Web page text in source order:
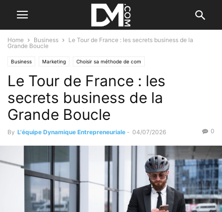
Home Business
Le Tour de France : les secrets business de la
Grande Boucle
Business Marketing Choisir sa méthode de com
Le B.A. BA de la communication Valorisation d'entreprise
Le Tour de France : les
secrets business de la
Grande Boucle
By L'équipe Dynamique Entrepreneuriale - 04/07/2026 0